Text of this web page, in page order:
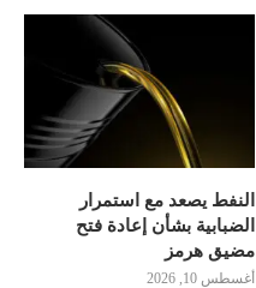
النفط يصعد مع استمرار
الضبابية بشأن إعادة فتح
مضيق هرمز
أغسطس 10, 2026